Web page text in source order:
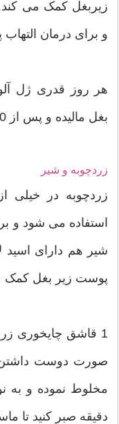
زیربغل کمک می
و برای درمان
هر روز قدری ژل
بغل مالیده و پس از 10 تا 15 دقیقه با آب بشویید.
زردچوبه و شیر
زردچوبه در
استفاده می شود و
شیر هم دارای
پوست زیر بغل کمک
دقیقه صبر کنید تا